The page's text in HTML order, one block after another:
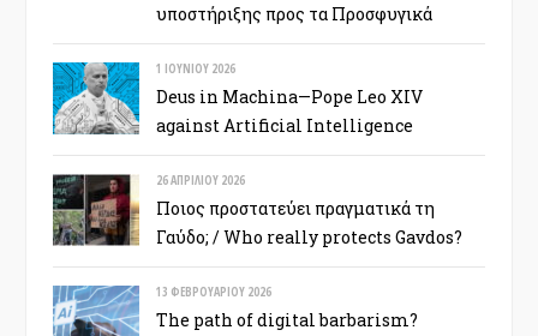
υποστήριξης προς τα Προσφυγικά
1 ΙΟΥΝΊΟΥ 2026
Deus in Machina—Pope Leo XIV
against Artificial Intelligence
26 ΑΠΡΙΛΊΟΥ 2026
Ποιος προστατεύει πραγματικά τη
Γαύδο; / Who really protects Gavdos?
13 ΦΕΒΡΟΥΑΡΊΟΥ 2026
The path of digital barbarism?